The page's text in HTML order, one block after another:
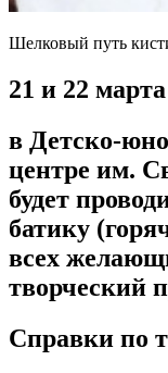
Шелковый путь
21 и 22
в Детско-
центре им.
будет
батику
всех
творческий
Справки по